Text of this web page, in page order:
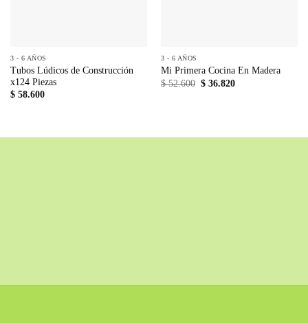
3 - 6 AÑOS
Tubos Lúdicos de Construcción
x124 Piezas
$58.600
3 - 6 AÑOS
Mi Primera Cocina En Madera
$52.600 El
$36.820El